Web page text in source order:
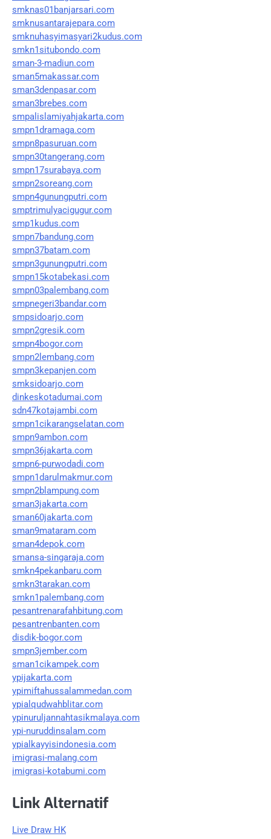
smknas01banjarsari.com
smknusantarajepara.com
smknuhasyimasyari2kudus.com
smkn1situbondo.com
sman-3-madiun.com
sman5makassar.com
sman3denpasar.com
sman3brebes.com
smpalislamiyahjakarta.com
smpn1dramaga.com
smpn8pasuruan.com
smpn30tangerang.com
smpn17surabaya.com
smpn2soreang.com
smpn4gunungputri.com
smptrimulyacigugur.com
smp1kudus.com
smpn7bandung.com
smpn37batam.com
smpn3gunungputri.com
smpn15kotabekasi.com
smpn03palembang.com
smpnegeri3bandar.com
smpsidoarjo.com
smpn2gresik.com
smpn4bogor.com
smpn2lembang.com
smpn3kepanjen.com
smksidoarjo.com
dinkeskotadumai.com
sdn47kotajambi.com
smpn1cikarangselatan.com
smpn9ambon.com
smpn36jakarta.com
smpn6-purwodadi.com
smpn1darulmakmur.com
smpn2blampung.com
sman3jakarta.com
sman60jakarta.com
sman9mataram.com
sman4depok.com
smansa-singaraja.com
smkn4pekanbaru.com
smkn3tarakan.com
smkn1palembang.com
pesantrenarafahbitung.com
pesantrenbanten.com
disdik-bogor.com
smpn3jember.com
sman1cikampek.com
ypijakarta.com
ypimiftahussalammedan.com
ypialqudwahblitar.com
ypinuruljannahtasikmalaya.com
ypi-nuruddinsalam.com
ypialkayyisindonesia.com
imigrasi-malang.com
imigrasi-kotabumi.com
Link Alternatif
Live Draw HK